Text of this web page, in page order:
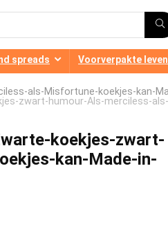
spreads Voorverpakte
als-Misfortune-koekjes-kan-
zwart-humour-Als-merciless-als-
koekjes-zwart-
kan-Made-in-